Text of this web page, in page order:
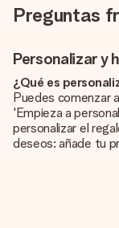
Preguntas
Personalizar y
¿Qué es
Puedes comenzar
'Empieza a
personalizar el
deseos: añade tu
¿La
El precio que se